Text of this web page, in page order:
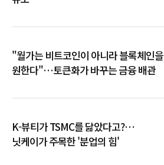
"월가는 비트코인이 아니라 블록체인을
원한다"…토큰화가 바꾸는 금융 배관
K-뷰티가 TSMC를 닮았다고?…
닛케이가 주목한 '분업의 힘'